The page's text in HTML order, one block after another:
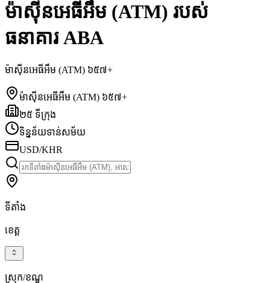
ម៉ាស៊ីនអេធីអឹម (ATM) របស់
ធនាគារ ABA
ម៉ាស៊ីនអេធីអឹម (ATM) ៦៥៧+
ម៉ាស៊ីនអេធីអឹម (ATM) ៦៥៧+
២៥ ទីក្រុង
ទិន្នន័យទាន់សម័យ
USD/KHR
ទីតាំង
ខេត្ត
ស្រុក/ខណ្ឌ